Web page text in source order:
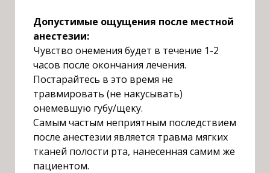
Допустимые ощущения после местной
анестезии:
Чувство онемения будет в течение 1-2
часов после окончания лечения.
Постарайтесь в это время не
травмировать (не накусывать)
онемевшую губу/щеку.
Самым частым неприятным последствием
после анестезии является травма мягких
тканей полости рта, нанесенная самим же
пациентом.